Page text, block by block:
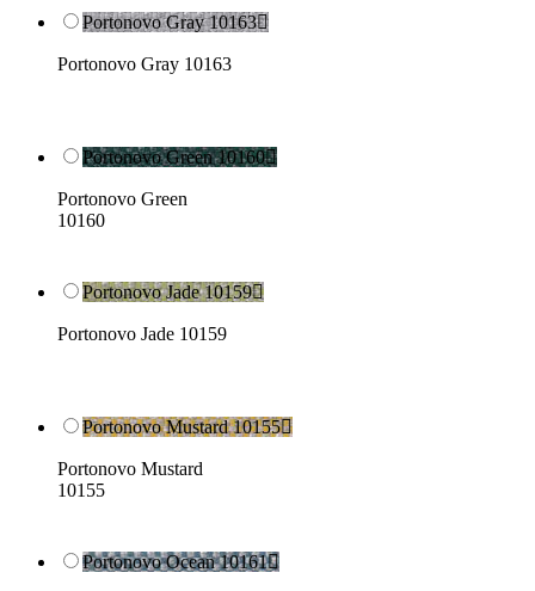
Portonovo Gray 10163
Portonovo Gray 10163
Portonovo Green 10160
Portonovo Green
10160
Portonovo Jade 10159
Portonovo Jade 10159
Portonovo Mustard 10155
Portonovo Mustard
10155
Portonovo Ocean 10161